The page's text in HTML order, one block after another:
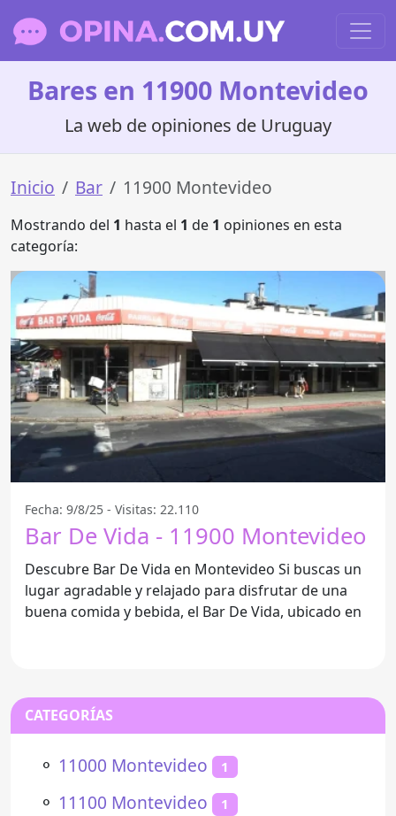
Bares en 11900 Montevideo
La web de opiniones de Uruguay
Inicio Bar 11900 Montevideo
Mostrando del 1 hasta el 1 de 1 opiniones en esta
categoría:
Fecha: 9/8/25 - Visitas: 22.110
Bar De Vida - 11900 Montevideo
Descubre Bar De Vida en Montevideo Si buscas un
lugar agradable y relajado para disfrutar de una
buena comida y bebida, el Bar De Vida, ubicado en
CATEGORÍAS
⚬ 11000 Montevideo 1
⚬ 11100 Montevideo 1